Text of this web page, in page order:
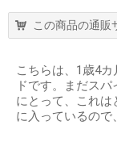
この商品の通販
こちらは、1歳4
ドです。まだス
にとって、これは
に入っているので